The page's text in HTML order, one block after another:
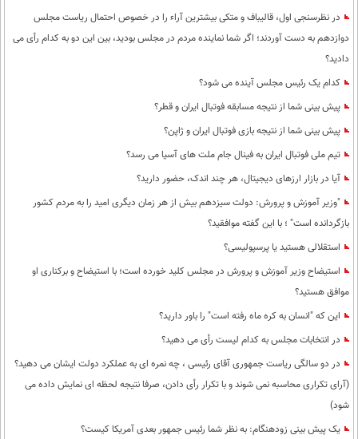
در نظرسنجی اول، قالیباف و متکی بیشترین آراء را در خصوص احتمال ریاست مجلس
دوازدهم به دست آوردند؛ اگر شما نماینده مردم در مجلس بودید، بین این دو به کدام رأی می
دادید؟
کدام یک رئیس مجلس آینده می شود؟
پیش بینی شما از نتیجه مسابقه فوتبال ایران و قطر؟
پیش بینی شما از نتیجه بازی فوتبال ایران و ژاپن؟
تیم ملی فوتبال ایران به فینال جام ملت های آسیا می رسد؟
آیا در بازار ارزهای دیجیتال، هر چند اندک، حضور دارید؟
"وزیر آموزش و پرورش: دولت سیزدهم بیش از هر زمان دیگری امید را به مردم کشور
بازگردانده است" ؛ با این گفته موافقید؟
استقلالی هستید یا پرسپولیسی؟
استیضاح وزیر آموزش و پرورش در مجلس کلید خورده است؛ با استیضاح و برکناری او
موافق هستید؟
این که "انسان به کره ماه رفته است" را باور دارید؟
در انتخابات مجلس به کدام لیست رأی می دهید؟
در دو سالگی ریاست جمهوری آقای رئیسی ، چه نمره ای به عملکرد دولت ایشان می دهید؟
(آرای تکراری محاسبه نمی شوند و با تکرار رأی دادن، صرفا نتیجه لحظه ای نمایش داده می
شود)
یک پیش بینی زودهنگام: به نظر شما رئیس جمهور بعدی آمریکا کیست؟